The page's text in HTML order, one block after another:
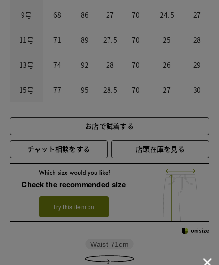
9号 68 86 27 70 24.5 27
11号 71 89 27.5 70 25 28
13号 74 92 28 70 26 29
15号 77 95 28.5 70 27 30
お店で試着する
チャット相談をする 店頭在庫を見る
Check the recommended size
Try this item on
Waist 71cm